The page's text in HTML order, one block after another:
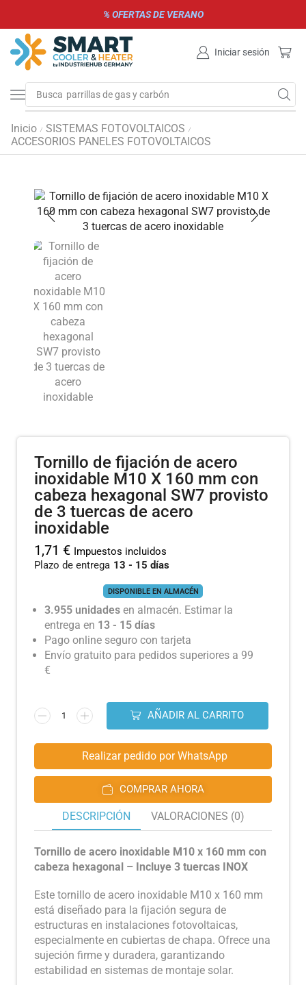
% OFERTAS DE VERANO
Iniciar sesión
Busca parrillas de gas y carbón
Inicio / SISTEMAS FOTOVOLTAICOS /
ACCESORIOS PANELES FOTOVOLTAICOS
Tornillo de fijación de acero
inoxidable M10 X 160 mm con
cabeza hexagonal SW7 provisto
de 3 tuercas de acero
inoxidable
1,71 € Impuestos incluidos
Plazo de entrega 13 - 15 días
DISPONIBLE EN ALMACÉN
3.955 unidades en almacén. Estimar la
entrega en 13 - 15 días
Pago online seguro con tarjeta
Envío gratuito para pedidos superiores a 99
€
AÑADIR AL CARRITO
Realizar pedido por WhatsApp
COMPRAR AHORA
DESCRIPCIÓN VALORACIONES (0)
Tornillo de acero inoxidable M10 x 160 mm con
cabeza hexagonal – Incluye 3 tuercas INOX
Este tornillo de acero inoxidable M10 x 160 mm
está diseñado para la fijación segura de
estructuras en instalaciones fotovoltaicas,
especialmente en cubiertas de chapa. Ofrece una
sujeción firme y duradera, garantizando
estabilidad en sistemas de montaje solar.